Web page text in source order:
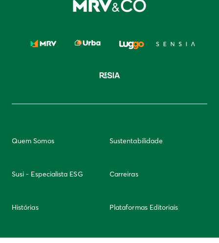
Quem Somos Sustentabilidade
Susi - Especialista ESG Carreiras
Histórias Plataformas Editoriais
Newsletter Integridade